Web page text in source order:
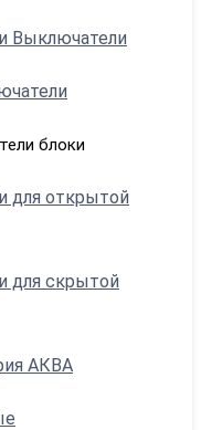
Выключатели
блоки
для открытой
для скрытой
АКВА